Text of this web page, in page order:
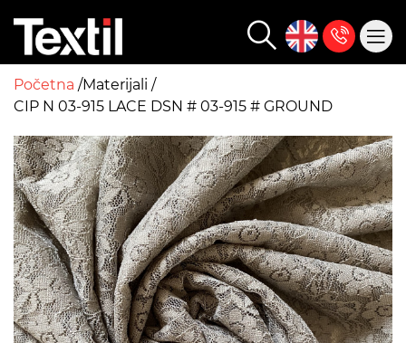
Početna Materijali
CIP N 03-915 LACE DSN # 03-915 # GROUND